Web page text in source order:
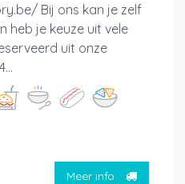
Bij ons kan je zelf
heb je keuze uit vele
uit onze
Meer info